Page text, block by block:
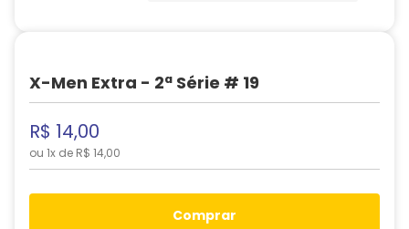
X-Men Extra - 2ª Série # 19
R$ 14,00
ou 1x de R$ 14,00
comprar